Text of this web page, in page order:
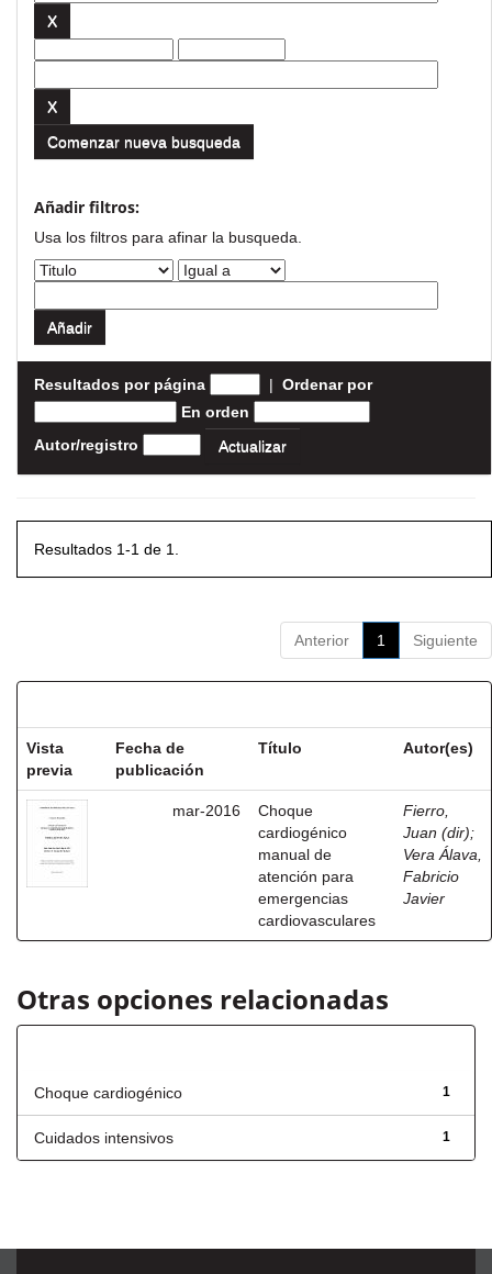
Comenzar nueva busqueda
Añadir filtros:
Usa los filtros para afinar la busqueda.
Resultados por página | Ordenar por
En orden
Autor/registro
Resultados 1-1 de 1.
Anterior 1 Siguiente
Vista
previa
Fecha de
publicación
Título Autor(es)
mar-2016
Choque
cardiogénico
manual de
atención para
emergencias
cardiovasculares
Fierro,
Juan (dir);
Vera Álava,
Fabricio
Javier
Otras opciones relacionadas
1
Choque cardiogénico
1
Cuidados intensivos